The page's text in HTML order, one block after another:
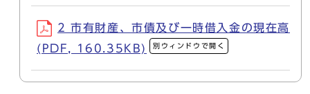
2 市有財産、市債及び一時借入金の現在高
(PDF, 160.35KB)
別ウィンドウで開く